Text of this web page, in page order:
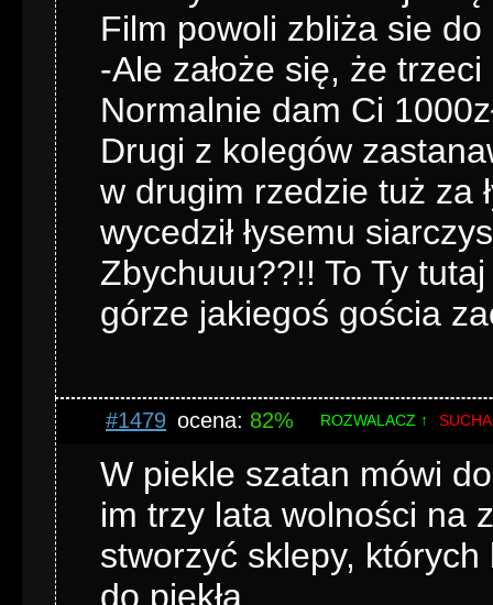
Film powoli zbliża sie
-Ale założe się, że
Normalnie dam Ci
Drugi z kolegów
w drugim rzedzie tuż za
wycedził łysemu
Zbychuuu??!! To Ty
górze jakiegoś gościa
#1479 ocena: 82% ROZWALACZ ↑
W piekle szatan mówi
im trzy lata wolności na
stworzyć sklepy,
do piekła.